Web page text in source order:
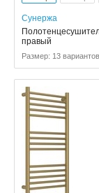
Сунержа
правый
Размер: 13 вариантов